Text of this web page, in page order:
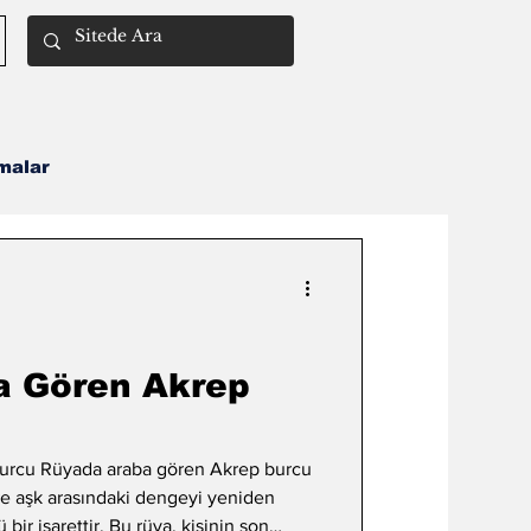
Gören Akrep
Rüyada araba gören Akrep burcu
aşk arasındaki dengeyi yeniden
bir işarettir. Bu rüya, kişinin son